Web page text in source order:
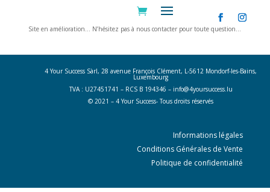
Site en amélioration… N’hésitez pas à nous contacter pour toute question…
Nous contacter
4 Your Success Sàrl, 28 avenue François Clément, L-5612 Mondorf-les-Bains,
Luxembourg
TVA : U27451741 – RCS B 194346 – info@4yoursuccess.lu
© 2021 – 4 Your Success- Tous droits réservés
Informations légales
Conditions Générales de Vente
Politique de confidentialité